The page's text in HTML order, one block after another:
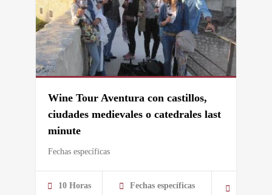
Wine Tour Aventura con castillos,
ciudades medievales o catedrales last
minute
Fechas específicas
10 Horas Fechas específicas